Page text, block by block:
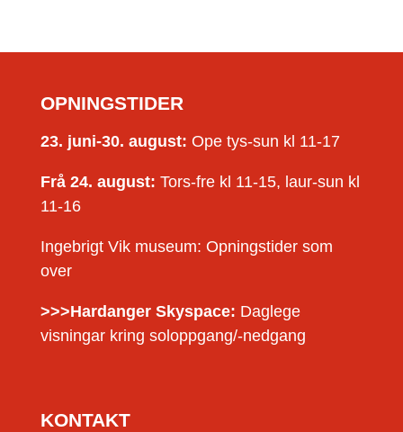
OPNINGSTIDER
23. juni-30. august: Ope tys-sun kl 11-17
Frå 24. august: Tors-fre kl 11-15, laur-sun kl
11-16
Ingebrigt Vik museum: Opningstider som
over
>>>Hardanger Skyspace: Daglege
visningar kring soloppgang/-nedgang
KONTAKT